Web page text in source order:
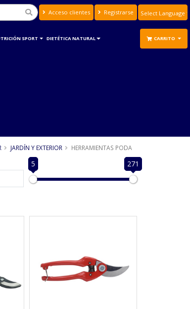
Acceso clientes Registrarse
Translate
SPORT DIETÉTICA NATURAL CARRITO
JARDÍN Y EXTERIOR HERRAMIENTAS PODA
5 271